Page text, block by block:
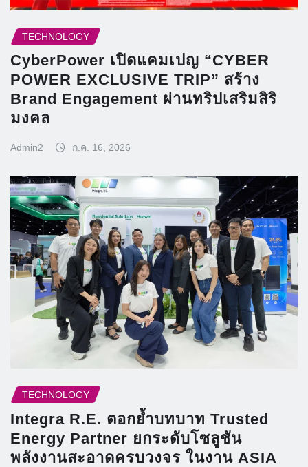
TECHNOLOGY
CyberPower เปิดแคมเปญ “CYBER
POWER EXCLUSIVE TRIP” สร้าง
Brand Engagement ผ่านทริปเสริมสิริ
มงคล
Admin2 ก.ค. 16, 2026
TECHNOLOGY
Integra R.E. ตอกย้ำบทบาท Trusted
Energy Partner ยกระดับโซลูชัน
พลังงานสะอาดครบวงจร ในงาน ASIA